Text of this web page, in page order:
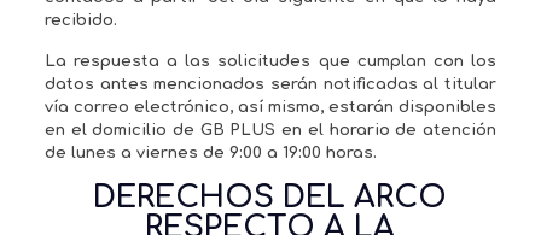
recibido.
La respuesta a las solicitudes que cumplan con los
datos antes mencionados serán notificadas al titular
vía correo electrónico, así mismo, estarán disponibles
en el domicilio de GB PLUS en el horario de atención
de lunes a viernes de 9:00 a 19:00 horas.
DERECHOS DEL ARCO
RESPECTO A LA